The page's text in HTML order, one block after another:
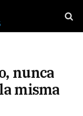
nunca
misma